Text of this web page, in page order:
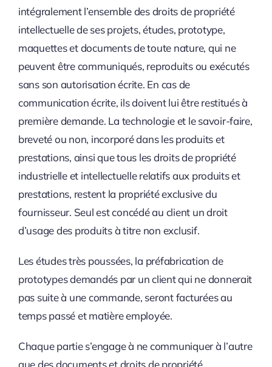
intégralement l’ensemble des droits de propriété
intellectuelle de ses projets, études, prototype,
maquettes et documents de toute nature, qui ne
peuvent être communiqués, reproduits ou exécutés
sans son autorisation écrite. En cas de
communication écrite, ils doivent lui être restitués à
première demande. La technologie et le savoir-faire,
breveté ou non, incorporé dans les produits et
prestations, ainsi que tous les droits de propriété
industrielle et intellectuelle relatifs aux produits et
prestations, restent la propriété exclusive du
fournisseur. Seul est concédé au client un droit
d’usage des produits à titre non exclusif.
Les études très poussées, la préfabrication de
prototypes demandés par un client qui ne donnerait
pas suite à une commande, seront facturées au
temps passé et matière employée.
Chaque partie s’engage à ne communiquer à l’autre
que des documents et droits de propriété